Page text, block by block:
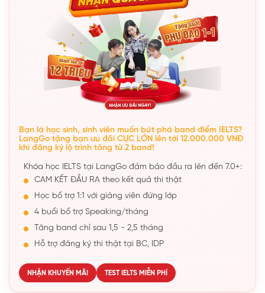
Bạn là học sinh, sinh viên muốn bứt phá band điểm IELTS?
LangGo tặng bạn ưu đãi CỰC LỚN lên tới 12.000.000 VNĐ
khi đăng ký lộ trình tăng từ 2 band!
Khóa học IELTS tại LangGo đảm bảo đầu ra lên đến 7.0+:
CAM KẾT ĐẦU RA theo kết quả thi thật
Học bổ trợ 1:1 với giảng viên đứng lớp
4 buổi bổ trợ Speaking/tháng
Tăng band chỉ sau 1,5 - 2,5 tháng
Hỗ trợ đăng ký thi thật tại BC, IDP
NHẬN KHUYẾN MÃI TEST IELTS MIỄN PHÍ